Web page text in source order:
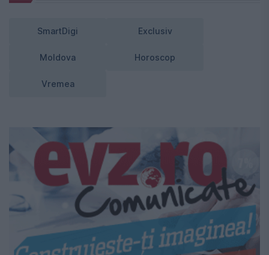
SmartDigi Exclusiv
Moldova Horoscop
Vremea